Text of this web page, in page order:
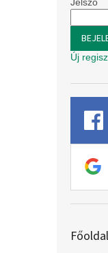
Új
Főoldal